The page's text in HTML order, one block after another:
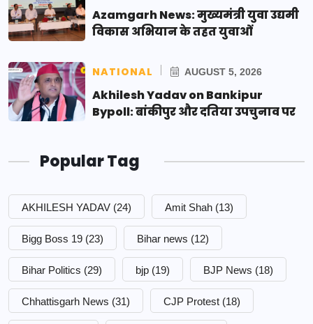
Azamgarh News: मुख्यमंत्री युवा उद्यमी
विकास अभियान के तहत युवाओं
NATIONAL AUGUST 5, 2026
Akhilesh Yadav on Bankipur
Bypoll: बांकीपुर और दतिया उपचुनाव पर
Popular Tag
AKHILESH YADAV (24) Amit Shah (13)
Bigg Boss 19 (23) Bihar news (12)
Bihar Politics (29) bjp (19) BJP News (18)
Chhattisgarh News (31) CJP Protest (18)